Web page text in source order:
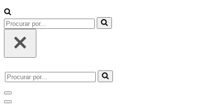
Procurar
por...
Procurar
por...
menu
de
menu